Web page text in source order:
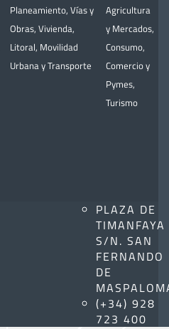
Planeamiento, Vías y
Obras, Vivienda,
Litoral, Movilidad
Urbana y Transporte
Agricultura
y Mercados,
Consumo,
Comercio y
Pymes,
Turismo
PLAZA DE
TIMANFAYA
S/N. SAN
FERNANDO
DE
(+34) 928
723 400